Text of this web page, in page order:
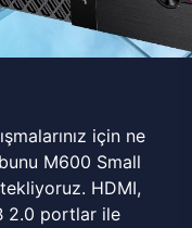
için ne
M600 Small
HDMI,
2.0 portlar ile